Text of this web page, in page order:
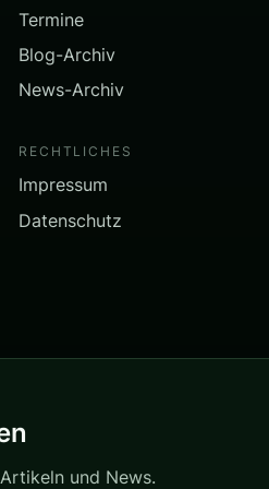
Termine
Blog-Archiv
News-Archiv
RECHTLICHES
Impressum
Datenschutz
und News.